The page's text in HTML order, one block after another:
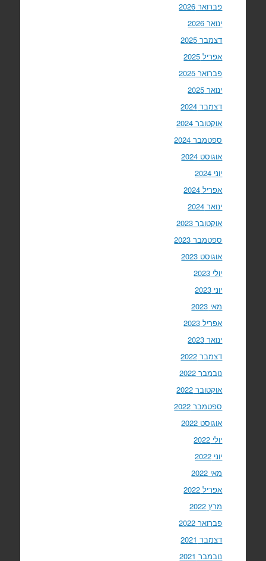
פברואר 2026
ינואר 2026
דצמבר 2025
אפריל 2025
פברואר 2025
ינואר 2025
דצמבר 2024
אוקטובר 2024
ספטמבר 2024
אוגוסט 2024
יוני 2024
אפריל 2024
ינואר 2024
אוקטובר 2023
ספטמבר 2023
אוגוסט 2023
יולי 2023
יוני 2023
מאי 2023
אפריל 2023
ינואר 2023
דצמבר 2022
נובמבר 2022
אוקטובר 2022
ספטמבר 2022
אוגוסט 2022
יולי 2022
יוני 2022
מאי 2022
אפריל 2022
מרץ 2022
פברואר 2022
דצמבר 2021
נובמבר 2021